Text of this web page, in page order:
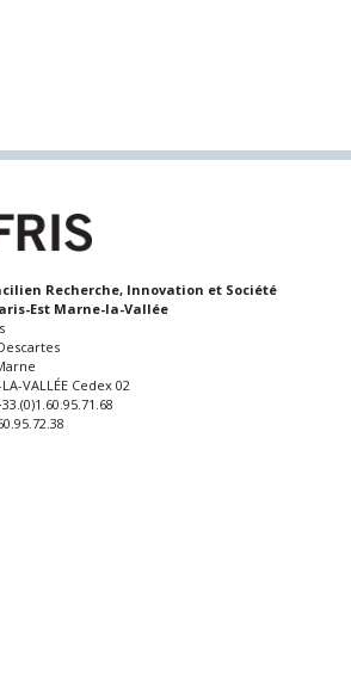
Recherche, Innovation et Société
Est Marne-la-Vallée
VALLÉE Cedex 02